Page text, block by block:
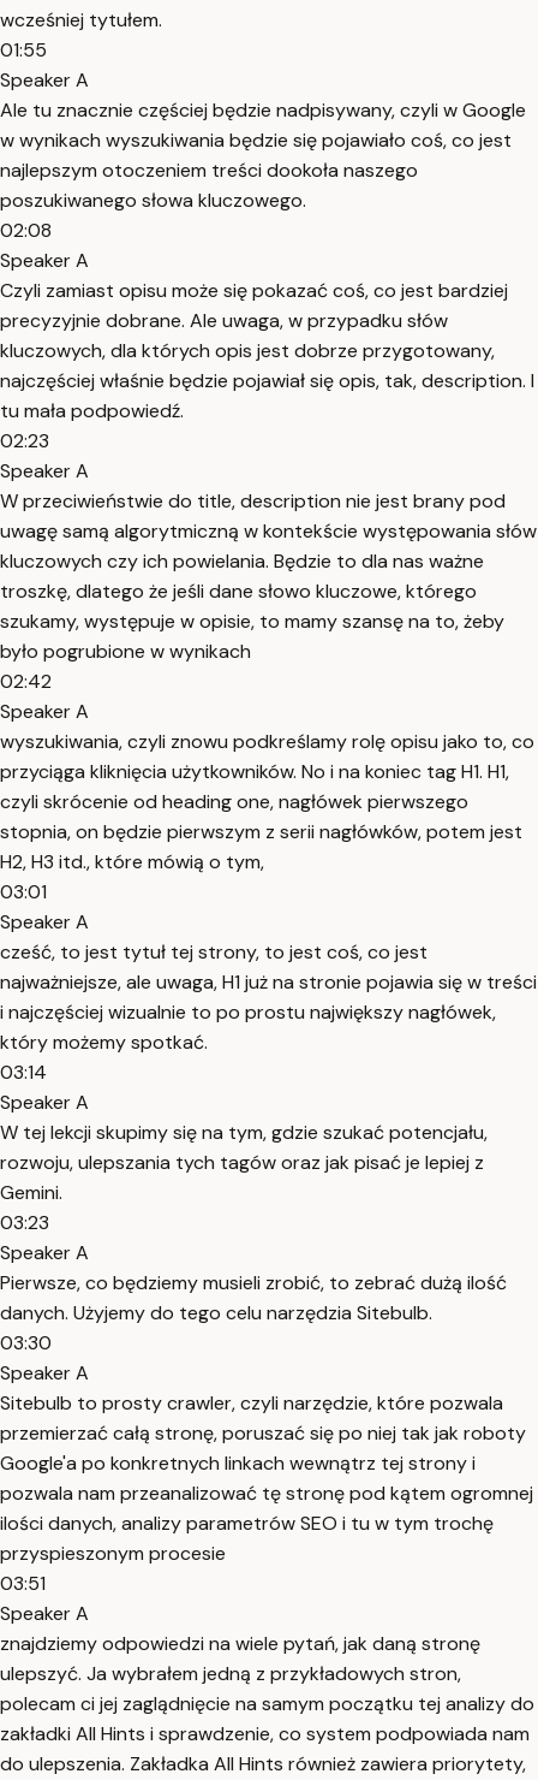
wcześniej tytułem.
01:55
Speaker A
Ale tu znacznie częściej będzie nadpisywany, czyli w Google
w wynikach wyszukiwania będzie się pojawiało coś, co jest
najlepszym otoczeniem treści dookoła naszego
poszukiwanego słowa kluczowego.
02:08
Speaker A
Czyli zamiast opisu może się pokazać coś, co jest bardziej
precyzyjnie dobrane. Ale uwaga, w przypadku słów
kluczowych, dla których opis jest dobrze przygotowany,
najczęściej właśnie będzie pojawiał się opis, tak, description. I
tu mała podpowiedź.
02:23
Speaker A
W przeciwieństwie do title, description nie jest brany pod
uwagę samą algorytmiczną w kontekście występowania słów
kluczowych czy ich powielania. Będzie to dla nas ważne
troszkę, dlatego że jeśli dane słowo kluczowe, którego
szukamy, występuje w opisie, to mamy szansę na to, żeby
było pogrubione w wynikach
02:42
Speaker A
wyszukiwania, czyli znowu podkreślamy rolę opisu jako to, co
przyciąga kliknięcia użytkowników. No i na koniec tag H1. H1,
czyli skrócenie od heading one, nagłówek pierwszego
stopnia, on będzie pierwszym z serii nagłówków, potem jest
H2, H3 itd., które mówią o tym,
03:01
Speaker A
cześć, to jest tytuł tej strony, to jest coś, co jest
najważniejsze, ale uwaga, H1 już na stronie pojawia się w treści
i najczęściej wizualnie to po prostu największy nagłówek,
który możemy spotkać.
03:14
Speaker A
W tej lekcji skupimy się na tym, gdzie szukać potencjału,
rozwoju, ulepszania tych tagów oraz jak pisać je lepiej z
Gemini.
03:23
Speaker A
Pierwsze, co będziemy musieli zrobić, to zebrać dużą ilość
danych. Użyjemy do tego celu narzędzia Sitebulb.
03:30
Speaker A
Sitebulb to prosty crawler, czyli narzędzie, które pozwala
przemierzać całą stronę, poruszać się po niej tak jak roboty
Google'a po konkretnych linkach wewnątrz tej strony i
pozwala nam przeanalizować tę stronę pod kątem ogromnej
ilości danych, analizy parametrów SEO i tu w tym trochę
przyspieszonym procesie
03:51
Speaker A
znajdziemy odpowiedzi na wiele pytań, jak daną stronę
ulepszyć. Ja wybrałem jedną z przykładowych stron,
polecam ci jej zaglądnięcie na samym początku tej analizy do
zakładki All Hints i sprawdzenie, co system podpowiada nam
do ulepszenia. Zakładka All Hints również zawiera priorytety,